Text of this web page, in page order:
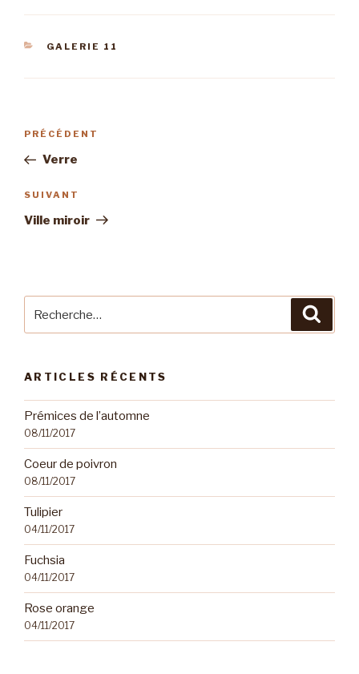
CATÉGORIES
GALERIE 11
Navigation
l’article
Article
précédent
PRÉCÉDENT
Verre
Article
suivant
SUIVANT
Ville miroir
ARTICLES RÉCENTS
Prémices de l’automne
08/11/2017
Coeur de poivron
08/11/2017
Tulipier
04/11/2017
Fuchsia
04/11/2017
Rose orange
04/11/2017